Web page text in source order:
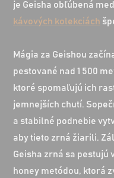
je Geisha obľúbená
kávových kolekciách
Mágia za Geishou
pestované nad 1 500
ktoré spomaľujú ich
jemnejších chutí.
a stabilné podnebie
aby tieto zrná žiarili.
Geisha zrná sa pestujú
honey metódou, ktorá